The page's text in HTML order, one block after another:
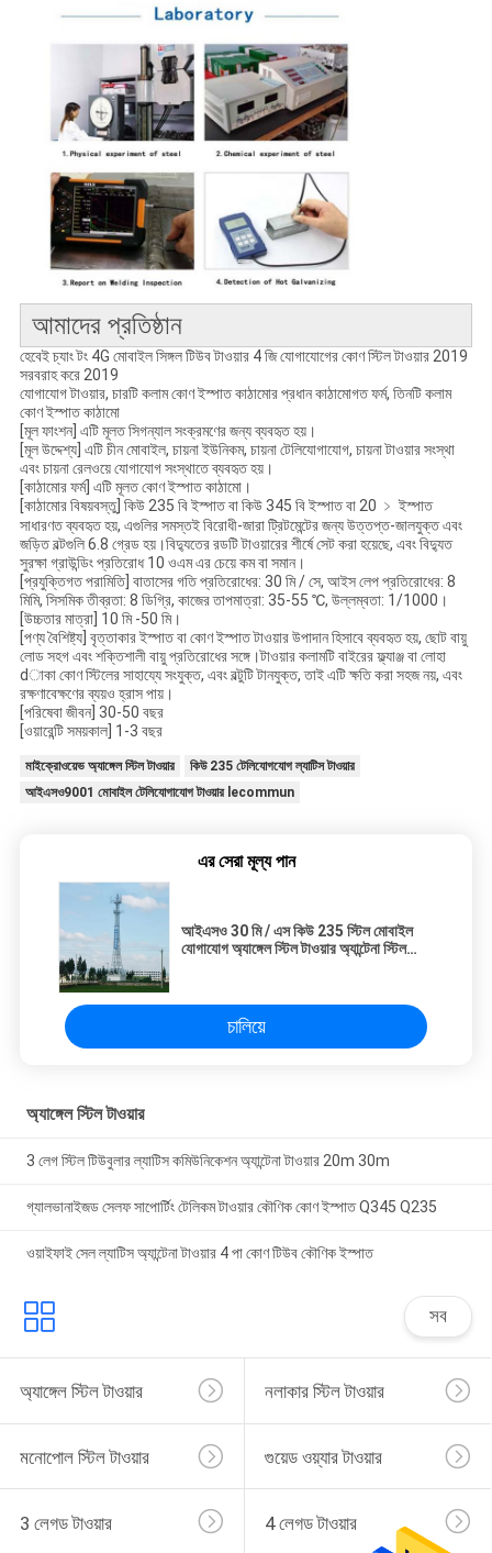
আমাদের প্রতিষ্ঠান
হেবেই চ্যাং টং 4G মোবাইল সিঙ্গল টিউব টাওয়ার 4 জি যোগাযোগের কোণ স্টিল টাওয়ার 2019
সরবরাহ করে 2019
যোগাযোগ টাওয়ার, চারটি কলাম কোণ ইস্পাত কাঠামোর প্রধান কাঠামোগত ফর্ম, তিনটি কলাম
কোণ ইস্পাত কাঠামো
[মূল ফাংশন] এটি মূলত সিগন্যাল সংক্রমণের জন্য ব্যবহৃত হয়।
[মূল উদ্দেশ্য] এটি চীন মোবাইল, চায়না ইউনিকম, চায়না টেলিযোগাযোগ, চায়না টাওয়ার সংস্থা
এবং চায়না রেলওয়ে যোগাযোগ সংস্থাতে ব্যবহৃত হয়।
[কাঠামোর ফর্ম] এটি মূলত কোণ ইস্পাত কাঠামো।
[কাঠামোর বিষয়বস্তু] কিউ 235 বি ইস্পাত বা কিউ 345 বি ইস্পাত বা 20 ﹥ ইস্পাত
সাধারণত ব্যবহৃত হয়, এগুলির সমস্তই বিরোধী-জারা ট্রিটমেন্টের জন্য উত্তপ্ত-জালযুক্ত এবং
জড়িত বল্টগুলি 6.8 গ্রেড হয়।বিদ্যুতের রডটি টাওয়ারের শীর্ষে সেট করা হয়েছে, এবং বিদ্যুত
সুরক্ষা গ্রাউন্ডিং প্রতিরোধ 10 ওএম এর চেয়ে কম বা সমান।
[প্রযুক্তিগত পরামিতি] বাতাসের গতি প্রতিরোধের: 30 মি / সে, আইস লেপ প্রতিরোধের: 8
মিমি, সিসমিক তীব্রতা: 8 ডিগ্রি, কাজের তাপমাত্রা: 35-55 ℃, উল্লম্বতা: 1/1000।
[উচ্চতার মাত্রা] 10 মি -50 মি।
[পণ্য বৈশিষ্ট্য] বৃত্তাকার ইস্পাত বা কোণ ইস্পাত টাওয়ার উপাদান হিসাবে ব্যবহৃত হয়, ছোট বায়ু
লোড সহগ এবং শক্তিশালী বায়ু প্রতিরোধের সঙ্গে।টাওয়ার কলামটি বাইরের ফ্ল্যাঞ্জ বা লোহা
dাকা কোণ স্টিলের সাহায্যে সংযুক্ত, এবং বল্টুটি টানযুক্ত, তাই এটি ক্ষতি করা সহজ নয়, এবং
রক্ষণাবেক্ষণের ব্যয়ও হ্রাস পায়।
[পরিষেবা জীবন] 30-50 বছর
[ওয়ারেন্টি সময়কাল] 1-3 বছর
মাইক্রোওয়েভ অ্যাঙ্গেল স্টিল টাওয়ার
কিউ 235 টেলিযোগযোগ ল্যাটিস টাওয়ার
আইএসও9001 মোবাইল টেলিযোগাযোগ টাওয়ার lecommun
এর সেরা মূল্য পান
আইএসও 30 মি / এস কিউ 235 স্টিল মোবাইল
যোগাযোগ অ্যাঙ্গেল স্টিল টাওয়ার অ্যান্টেনা স্টিল
চালিয়ে
অ্যাঙ্গেল স্টিল টাওয়ার
3 লেগ স্টিল টিউবুলার ল্যাটিস কমিউনিকেশন অ্যান্টেনা টাওয়ার 20m 30m
গ্যালভানাইজড সেলফ সাপোর্টিং টেলিকম টাওয়ার কৌণিক কোণ ইস্পাত Q345 Q235
ওয়াইফাই সেল ল্যাটিস অ্যান্টেনা টাওয়ার 4 পা কোণ টিউব কৌণিক ইস্পাত
সব
অ্যাঙ্গেল স্টিল টাওয়ার নলাকার স্টিল টাওয়ার
মনোপোল স্টিল টাওয়ার গুয়েড ওয়্যার টাওয়ার
3 লেগড টাওয়ার 4 লেগড টাওয়ার